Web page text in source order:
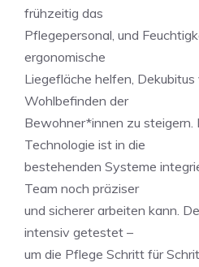
frühzeitig das
Pflegepersonal, und
ergonomische
Liegefläche helfen,
Wohlbefinden der
Bewohner*innen zu steigern.
Technologie ist in die
bestehenden Systeme
Team noch präziser
und sicherer arbeiten kann.
intensiv getestet –
um die Pflege Schritt für